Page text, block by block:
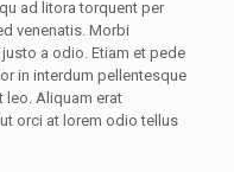
ad litora torquent per
venenatis. Morbi
a odio. Etiam et pede
in interdum pellentesque
leo. Aliquam erat
orci at lorem odio tellus